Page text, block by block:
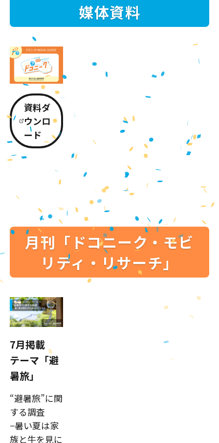
媒体資料
資料ダ
ウンロ
ード
月刊「ドコニーク・モビ
リティ・リサーチ」
7月掲載
テーマ「避
暑旅」
“避暑旅”に関
する調査
−暑い夏は家
族と牛を見に